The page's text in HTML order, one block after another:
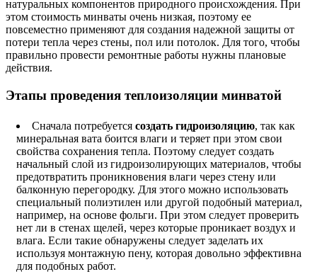
натуральных компонентов природного происхождения. При
этом стоимость минваты очень низкая, поэтому ее
повсеместно применяют для создания надежной защиты от
потери тепла через стены, пол или потолок. Для того, чтобы
правильно провести ремонтные работы нужны плановые
действия.
Этапы проведения теплоизоляции минватой
Сначала потребуется создать гидроизоляцию, так как
минеральная вата боится влаги и теряет при этом свои
свойства сохранения тепла. Поэтому следует создать
начальный слой из гидроизолирующих материалов, чтобы
предотвратить проникновения влаги через стену или
балконную перегородку. Для этого можно использовать
специальный полиэтилен или другой подобный материал,
например, на основе фольги. При этом следует проверить
нет ли в стенах щелей, через которые проникает воздух и
влага. Если такие обнаружены следует заделать их
используя монтажную пену, которая довольно эффективна
для подобных работ.